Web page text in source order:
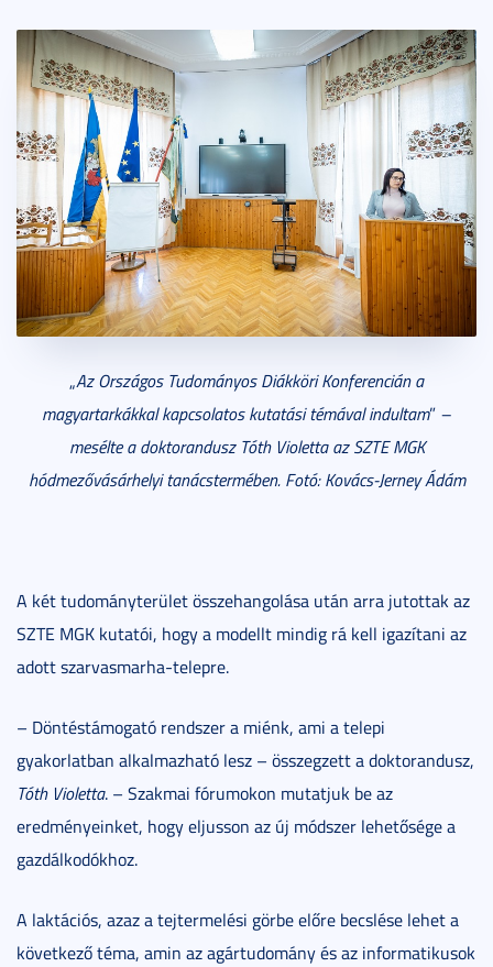
„Az Országos Tudományos Diákköri Konferencián a
magyartarkákkal kapcsolatos kutatási témával indultam” –
mesélte a doktorandusz Tóth Violetta az SZTE MGK
hódmezővásárhelyi tanácstermében. Fotó: Kovács-Jerney Ádám
A két tudományterület összehangolása után arra jutottak az
SZTE MGK kutatói, hogy a modellt mindig rá kell igazítani az
adott szarvasmarha-telepre.
– Döntéstámogató rendszer a miénk, ami a telepi
gyakorlatban alkalmazható lesz – összegzett a doktorandusz,
Tóth Violetta. – Szakmai fórumokon mutatjuk be az
eredményeinket, hogy eljusson az új módszer lehetősége a
gazdálkodókhoz.
A laktációs, azaz a tejtermelési görbe előre becslése lehet a
következő téma, amin az agártudomány és az informatikusok